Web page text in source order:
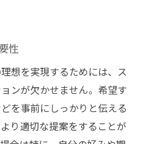
性
想を実現するためには、ス
ンが欠かせません。希望す
を事前にしっかりと伝える
り適切な提案をすることが